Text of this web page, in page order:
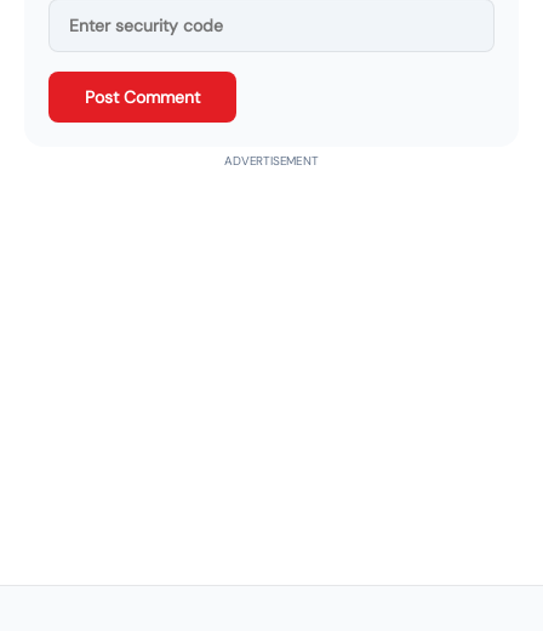
Post Comment
ADVERTISEMENT